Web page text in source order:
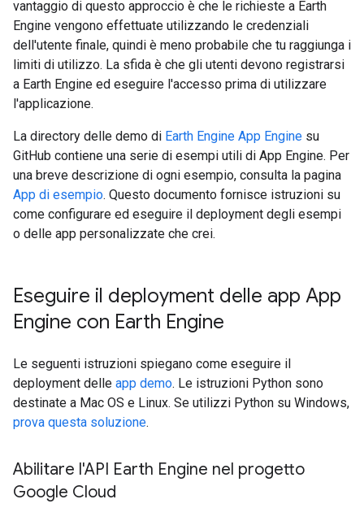
vantaggio di questo approccio è che le richieste a Earth
Engine vengono effettuate utilizzando le credenziali
dell'utente finale, quindi è meno probabile che tu raggiunga i
limiti di utilizzo. La sfida è che gli utenti devono registrarsi
a Earth Engine ed eseguire l'accesso prima di utilizzare
l'applicazione.
La directory delle demo di Earth Engine App Engine su
GitHub contiene una serie di esempi utili di App Engine. Per
una breve descrizione di ogni esempio, consulta la pagina
App di esempio. Questo documento fornisce istruzioni su
come configurare ed eseguire il deployment degli esempi
o delle app personalizzate che crei.
Eseguire il deployment delle app App
Engine con Earth Engine
Le seguenti istruzioni spiegano come eseguire il
deployment delle app demo. Le istruzioni Python sono
destinate a Mac OS e Linux. Se utilizzi Python su Windows,
prova questa soluzione.
Abilitare l'API Earth Engine nel progetto
Google Cloud